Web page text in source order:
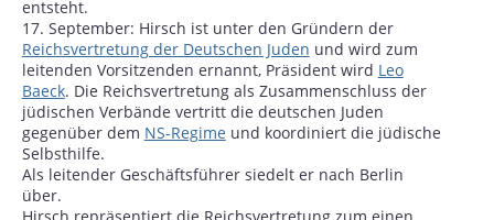
entsteht.
17. September: Hirsch ist unter den Gründern der
Reichsvertretung der Deutschen Juden und wird zum
leitenden Vorsitzenden ernannt, Präsident wird Leo
Baeck. Die Reichsvertretung als Zusammenschluss der
jüdischen Verbände vertritt die deutschen Juden
gegenüber dem NS-Regime und koordiniert die jüdische
Selbsthilfe.
Als leitender Geschäftsführer siedelt er nach Berlin
über.